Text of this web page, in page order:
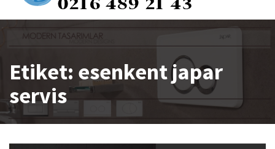
Etiket: esenkent japar
servis